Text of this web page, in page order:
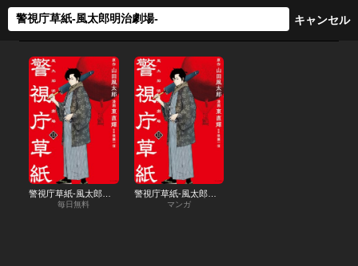
毎日無料
警視庁草紙‐風太郎明治劇場‐
マンガ